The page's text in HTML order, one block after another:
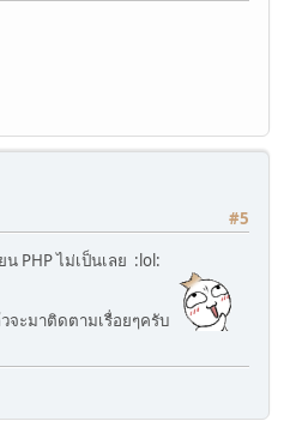
#5
PHP ไม่เป็นเลย :lol:
จะมาติดตามเรื่อยๆครับ